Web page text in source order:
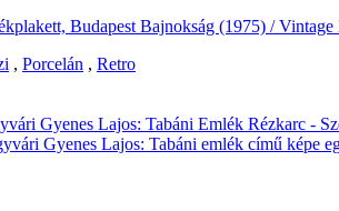
Budapest Bajnokság (1975) /
, Porcelán , Retro